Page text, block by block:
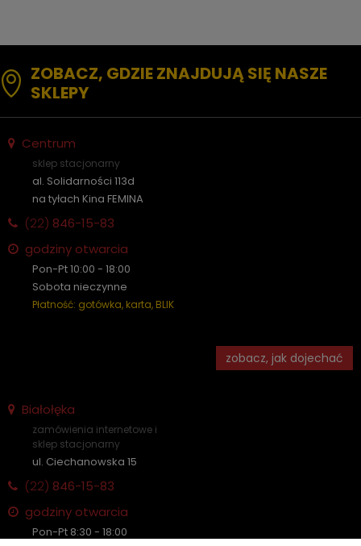
ZOBACZ, GDZIE ZNAJDUJĄ SIĘ NASZE
SKLEPY
Centrum
sklep stacjonarny
al. Solidarności 113d
na tyłach Kina FEMINA
(22) 846-15-83
godziny otwarcia
Pon-Pt 10:00 - 18:00
Sobota nieczynne
Płatność: gotówka, karta, BLIK
zobacz, jak dojechać
Białołęka
zamówienia internetowe i
sklep stacjonarny
ul. Ciechanowska 15
(22) 846-15-83
godziny otwarcia
Pon-Pt 8:30 - 18:00